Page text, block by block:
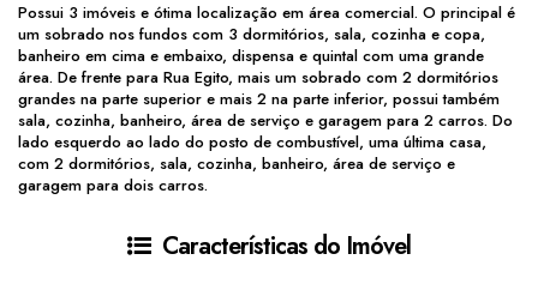
Possui 3 imóveis e ótima localização em área comercial. O principal é
um sobrado nos fundos com 3 dormitórios, sala, cozinha e copa,
banheiro em cima e embaixo, dispensa e quintal com uma grande
área. De frente para Rua Egito, mais um sobrado com 2 dormitórios
grandes na parte superior e mais 2 na parte inferior, possui também
sala, cozinha, banheiro, área de serviço e garagem para 2 carros. Do
lado esquerdo ao lado do posto de combustível, uma última casa,
com 2 dormitórios, sala, cozinha, banheiro, área de serviço e
garagem para dois carros.
Características do Imóvel